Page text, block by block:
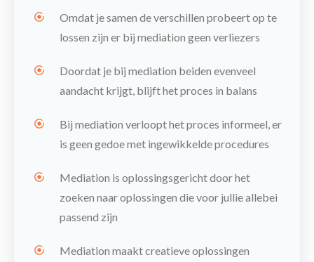
Omdat je samen de verschillen probeert op te
lossen zijn er bij mediation geen verliezers
Doordat je bij mediation beiden evenveel
aandacht krijgt, blijft het proces in balans
Bij mediation verloopt het proces informeel, er
is geen gedoe met ingewikkelde procedures
Mediation is oplossingsgerichtdoor het
zoeken naar oplossingen die voor jullie allebei
passend zijn
Mediation maaktcreatieve oplossingen